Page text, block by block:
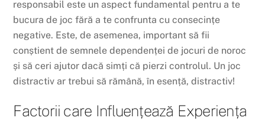
responsabil este un aspect fundamental pentru a te
bucura de joc fără a te confrunta cu consecințe
negative. Este, de asemenea, important să fii
conștient de semnele dependenței de jocuri de noroc
și să ceri ajutor dacă simți că pierzi controlul. Un joc
distractiv ar trebui să rămână, în esență, distractiv!
Factorii care Influențează Experiența